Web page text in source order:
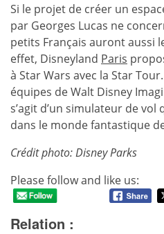
Si le projet de créer un
par Georges Lucas ne
petits Français auront aussi
effet, Disneyland Paris
à Star Wars avec la Star
équipes de Walt Disney
s’agit d’un simulateur de
dans le monde fantastique
Crédit photo: Disney Parks
Please follow and like us:
Relation :